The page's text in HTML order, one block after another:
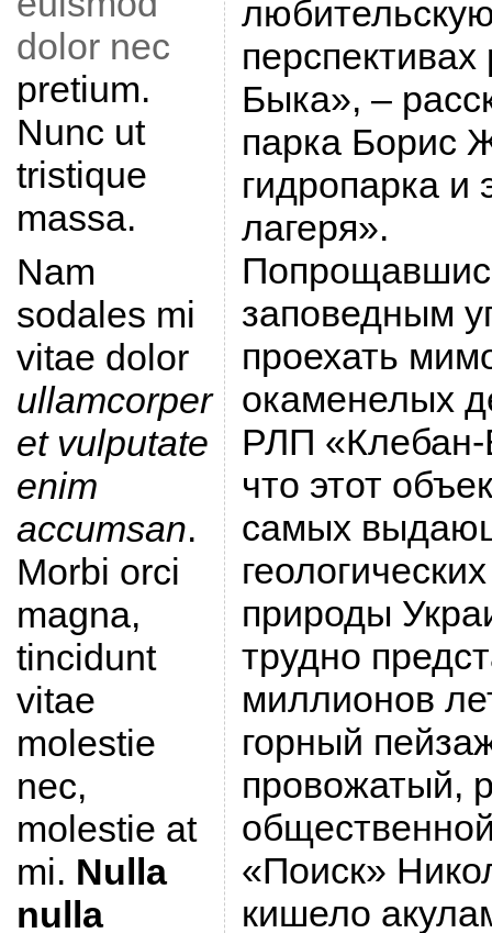
dolor nec
pretium.
Nunc ut
tristique
massa.
Nam
sodales mi
vitae dolor
ullamcorper
et vulputate
enim
accumsan.
Morbi orci
magna,
tincidunt
vitae
molestie
nec,
molestie at
mi. Nulla
nulla
Быка», –
парка Борис
гидропарка и
лагеря».
заповедным
проехать
окаменелых
РЛП
что этот
самых
природы
трудно
миллионов
горный
провожатый,
«Поиск»
кишело